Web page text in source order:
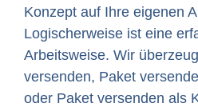
Konzept auf Ihre eigenen
Logischerweise ist eine
Arbeitsweise. Wir
versenden, Paket
oder Paket versenden als